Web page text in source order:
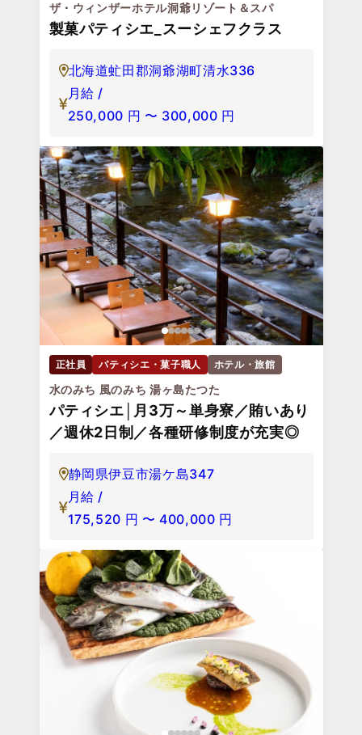
ザ・ウィンザーホテル洞爺リゾート＆スパ
製菓パティシエ_スーシェフクラス
北海道虻田郡洞爺湖町清水336
月給 /
250,000 円 〜 300,000 円
正社員 パティシエ・菓子職人 ホテル・旅館
水のみち 風のみち 湯ヶ島たつた
パティシエ│月3万～単身寮／賄いあり
／週休2日制／各種研修制度が充実◎
静岡県伊豆市湯ケ島347
月給 /
175,520 円 〜 400,000 円